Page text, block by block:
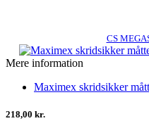
CS
Mere information
Maximex skridsikker
218,00 kr.